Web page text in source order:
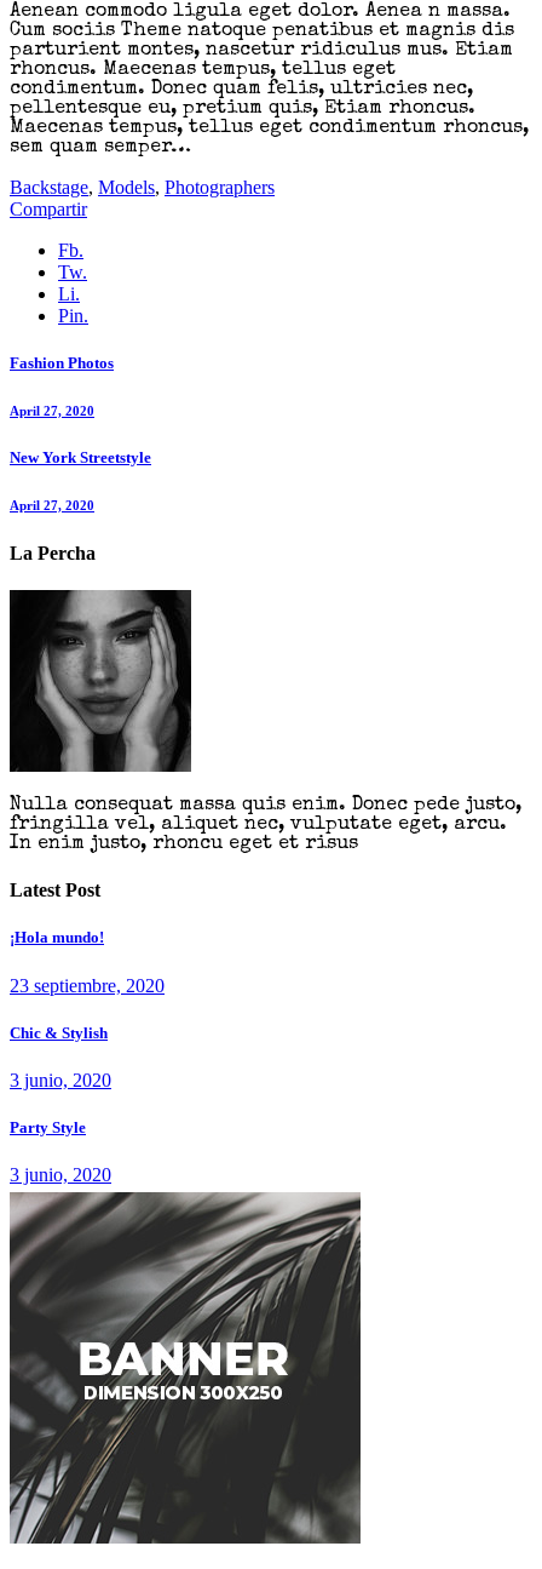
Aenean commodo ligula eget dolor. Aenea n massa.
Cum sociis Theme natoque penatibus et magnis dis
parturient montes, nascetur ridiculus mus. Etiam
rhoncus. Maecenas tempus, tellus eget
condimentum. Donec quam felis, ultricies nec,
pellentesque eu, pretium quis, Etiam rhoncus.
Maecenas tempus, tellus eget condimentum rhoncus,
sem quam semper…
Backstage, Models, Photographers
Compartir
Fb.
Tw.
Li.
Pin.
Fashion Photos
April 27, 2020
New York Streetstyle
April 27, 2020
La Percha
Nulla consequat massa quis enim. Donec pede justo,
fringilla vel, aliquet nec, vulputate eget, arcu.
In enim justo, rhoncu eget et risus
Latest Post
¡Hola mundo!
23 septiembre, 2020
Chic & Stylish
3 junio, 2020
Party Style
3 junio, 2020